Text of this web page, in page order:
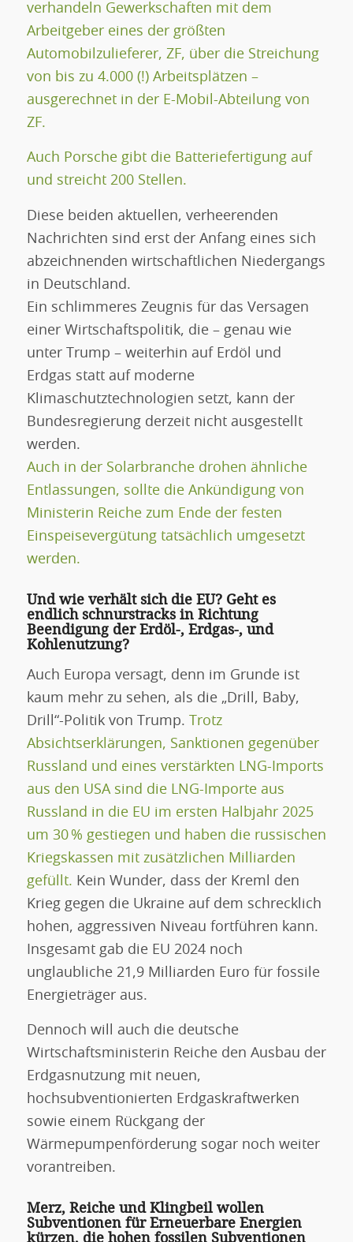
verhandeln Gewerkschaften mit dem
Arbeitgeber eines der größten
Automobilzulieferer, ZF, über die Streichung
von bis zu 4.000 (!) Arbeitsplätzen –
ausgerechnet in der E-Mobil-Abteilung von
ZF.
Auch Porsche gibt die Batteriefertigung auf
und streicht 200 Stellen.
Diese beiden aktuellen, verheerenden
Nachrichten sind erst der Anfang eines sich
abzeichnenden wirtschaftlichen Niedergangs
in Deutschland.
Ein schlimmeres Zeugnis für das Versagen
einer Wirtschaftspolitik, die – genau wie
unter Trump – weiterhin auf Erdöl und
Erdgas statt auf moderne
Klimaschutztechnologien setzt, kann der
Bundesregierung derzeit nicht ausgestellt
werden.
Auch in der Solarbranche drohen ähnliche
Entlassungen, sollte die Ankündigung von
Ministerin Reiche zum Ende der festen
Einspeisevergütung tatsächlich umgesetzt
werden.
Und wie verhält sich die EU? Geht es
endlich schnurstracks in Richtung
Beendigung der Erdöl-, Erdgas-, und
Kohlenutzung?
Auch Europa versagt, denn im Grunde ist
kaum mehr zu sehen, als die „Drill, Baby,
Drill“-Politik von Trump.
Trotz
Absichtserklärungen, Sanktionen gegenüber
Russland und eines verstärkten LNG-Imports
aus den USA sind die LNG-Importe aus
Russland in die EU im ersten Halbjahr 2025
um 30 % gestiegen und haben die russischen
Kriegskassen mit zusätzlichen Milliarden
gefüllt. Kein Wunder, dass der Kreml den
Krieg gegen die Ukraine auf dem schrecklich
hohen, aggressiven Niveau fortführen kann.
Insgesamt gab die EU 2024 noch
unglaubliche 21,9 Milliarden Euro für fossile
Energieträger aus.
Dennoch will auch die deutsche
Wirtschaftsministerin Reiche den Ausbau der
Erdgasnutzung mit neuen,
hochsubventionierten Erdgaskraftwerken
sowie einem Rückgang der
Wärmepumpenförderung sogar noch weiter
vorantreiben.
Merz, Reiche und Klingbeil wollen
Subventionen für Erneuerbare Energien
kürzen, die hohen fossilen Subventionen